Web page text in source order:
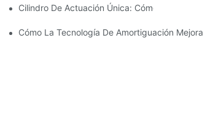
Cilindro De Actuación Única: Cómo Funciona
Cómo La Tecnología De Amortiguación